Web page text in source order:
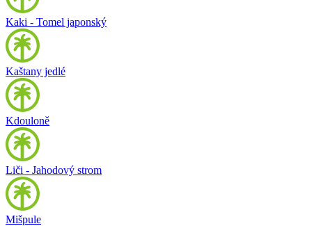
Kaki - Tomel japonský
Kaštany jedlé
Kdouloně
Liči - Jahodový strom
Mišpule